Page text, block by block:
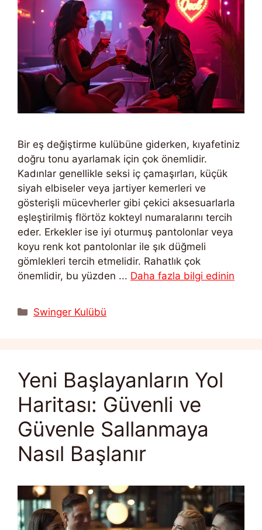
Bir eş değiştirme kulübüne giderken, kıyafetiniz
doğru tonu ayarlamak için çok önemlidir.
Kadınlar genellikle seksi iç çamaşırları, küçük
siyah elbiseler veya jartiyer kemerleri ve
gösterişli mücevherler gibi çekici aksesuarlarla
eşleştirilmiş flörtöz kokteyl numaralarını tercih
eder. Erkekler ise iyi oturmuş pantolonlar veya
koyu renk kot pantolonlar ile şık düğmeli
gömlekleri tercih etmelidir. Rahatlık çok
önemlidir, bu yüzden ... Daha fazla bilgi edinin
Kategoriler
Swinger Kulübü
Yeni Başlayanların Yol
Haritası: Güvenli ve
Güvenle Sallanmaya
Nasıl Başlanır